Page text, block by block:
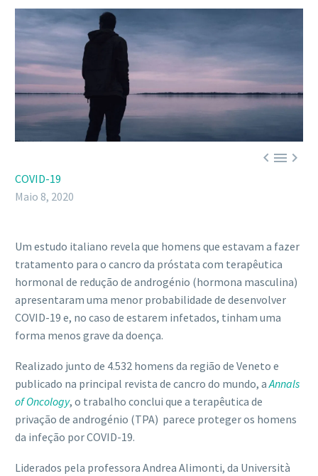

COVID-19
Maio 8, 2020
Um estudo italiano revela que homens que estavam a fazer
tratamento para o cancro da próstata com terapêutica
hormonal de redução de androgénio (hormona masculina)
apresentaram uma menor probabilidade de desenvolver
COVID-19 e, no caso de estarem infetados, tinham uma
forma menos grave da doença.
Realizado junto de 4.532 homens da região de Veneto e
publicado na principal revista de cancro do mundo, aAnnals
of Oncology, o trabalho conclui que a terapêutica de
privação de androgénio (TPA) parece proteger os homens
da infeção por COVID-19.
Liderados pela professora Andrea Alimonti, da Università